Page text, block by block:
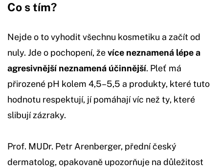
Co s tím?
Nejde o to vyhodit všechnu kosmetiku a začít od
nuly. Jde o pochopení, ževíce neznamená lépe a
agresivnější neznamená účinnější. Pleť má
přirozené pH kolem 4,5–5,5 a produkty, které tuto
hodnotu respektují, jí pomáhají víc než ty, které
slibují zázraky.
Prof. MUDr. Petr Arenberger, přední český
dermatolog, opakovaně upozorňuje na důležitost